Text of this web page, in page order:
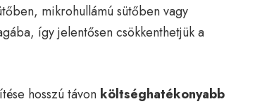
mikrohullámú sütőben vagy
így jelentősen csökkenthetjük a
hosszú távon költséghatékonyabb